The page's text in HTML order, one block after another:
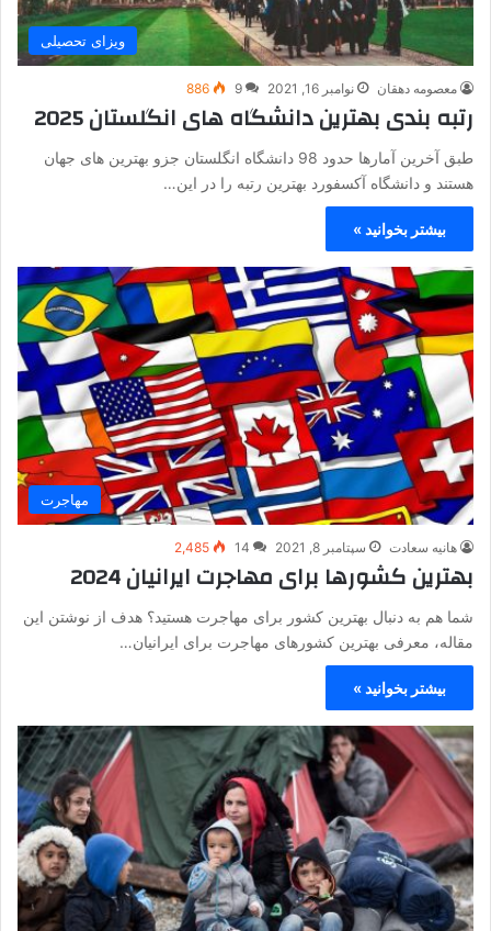
ویزای تحصیلی
معصومه دهقان نوامبر 16, 2021 9
886
رتبه بندی بهترین دانشگاه های انگلستان 2025
طبق آخرین آمارها حدود 98 دانشگاه انگلستان جزو بهترین های جهان
هستند و دانشگاه آکسفورد بهترین رتبه را در این…
بیشتر بخوانید »
مهاجرت
هانیه سعادت سپتامبر 8, 2021 14
2,485
بهترین کشورها برای مهاجرت ایرانیان 2024
شما هم به دنبال بهترین کشور برای مهاجرت هستید؟ هدف از نوشتن این
مقاله، معرفی بهترین کشورهای مهاجرت برای ایرانیان…
بیشتر بخوانید »